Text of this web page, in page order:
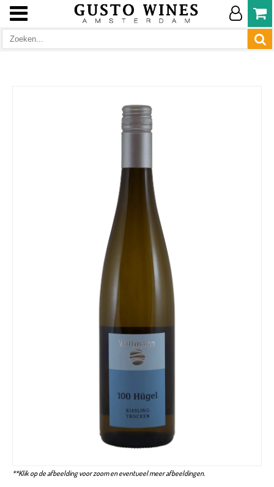
**Klik op de afbeelding voor zoom en eventueel meer afbeeldingen.